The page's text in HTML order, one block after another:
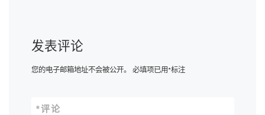
发表评论
您的电子邮箱地址不会被公开。 必填项已用*标注
评论
*